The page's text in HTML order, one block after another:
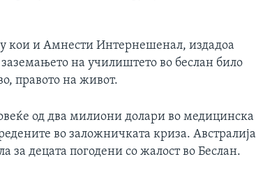
кои и Амнести Интернешенал, издадоа
заземањето на училиштето во беслан било
правото на живот.
од два милиони долари во медицинска
во заложничката криза. Австралија
за децата погодени со жалост во Беслан.